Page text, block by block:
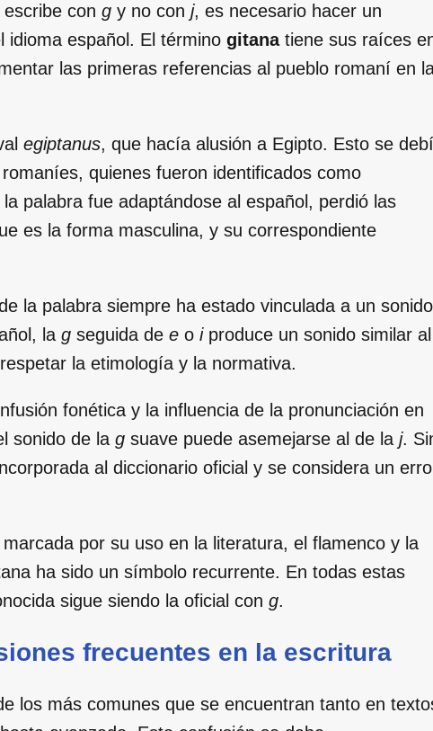
con g y no con j, es necesario hacer un
idioma español. El término gitanatiene sus raíces
las primeras referencias al pueblo romaní en
egiptanus, que hacía alusión a Egipto. Esto se
quienes fueron identificados como
palabra fue adaptándose al español, perdió las
es la forma masculina, y su correspondiente
la palabra siempre ha estado vinculada a un sonido
la g seguida de e o iproduce un sonido similar al
la etimología y la normativa.
fonética y la influencia de la pronunciación en
sonido de la g suave puede asemejarse al de la j.
al diccionario oficial y se considera un
por su uso en la literatura, el flamenco y la
ha sido un símbolo recurrente. En todas estas
sigue siendo la oficial con g.
frecuentes en la escritura
los más comunes que se encuentran tanto en